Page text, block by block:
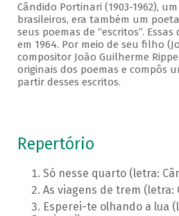
Cândido Portinari (1903-1962),
brasileiros, era também um
seus poemas de “escritos”.
em 1964. Por meio de seu filho
compositor João Guilherme
originais dos poemas e compôs
partir desses escritos.
Repertório
Só nesse quarto (letra:
As viagens de trem (letra:
Esperei-te olhando a lua